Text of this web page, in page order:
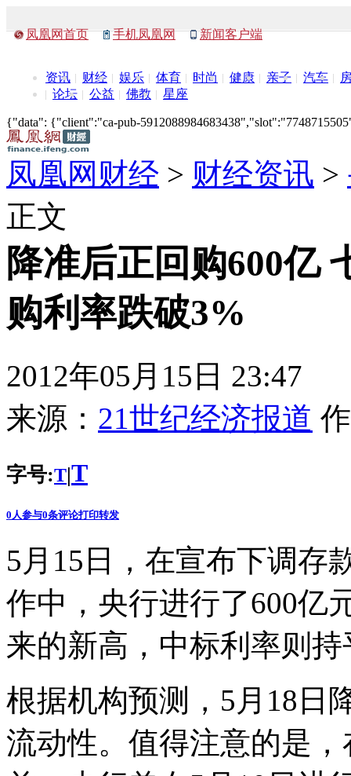
凤凰网首页 手机凤凰网 新闻客户端
资讯 财经 娱乐 体育 时尚 健康 亲子 汽车
论坛
公益 佛教 星座
{"data": {"client":"ca-pub-
凤凰网财经 > 财经资讯 >
正文
降准后正回购600亿
购利率跌破3%
2012年05月15日 23:47
来源： 21世纪经济报道
字号:T|T
0 人参与0条评论打印转发
5月15日，在宣布下调存
作中，央行进行了600亿
来的新高，中标利率则持
根据机构预测，5月18日
流动性。值得注意的是